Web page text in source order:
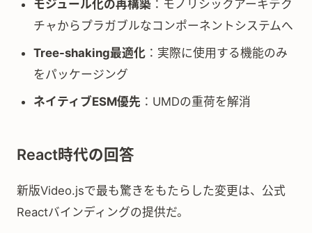
モジュール化の再構築 ：モノリシックアーキテク
チャからプラガブルなコンポーネントシステムへ
Tree-shaking最適化 ：実際に使用する機能のみ
をパッケージング
ネイティブESM優先 ：UMDの重荷を解消
React時代の回答
新版Video.jsで最も驚きをもたらした変更は、公式
Reactバインディングの提供だ。